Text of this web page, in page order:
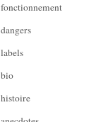
fonctionnement
dangers
labels
bio
histoire